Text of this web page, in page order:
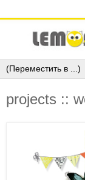
projects ::